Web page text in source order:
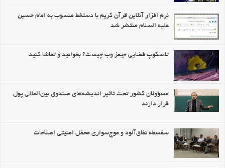
نرم افزار آنلاین قرآن کریم با دستخط منسوب به امام حسین
علیه السلام منتشر شد
تلسکوپ فضایی جیمز وب چیست؟ بخوانید و تماشا کنید
مسؤولان کشور تحت تاثیر اندیشه‌های صندوق بین‌المللی پول
قرار دارند
سفسطه نفاق‌آلود و موج‌سواری محفل امنیتی اصلاحات